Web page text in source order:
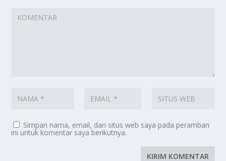
Simpan nama, email, dan situs web saya pada peramban
ini untuk komentar saya berikutnya.